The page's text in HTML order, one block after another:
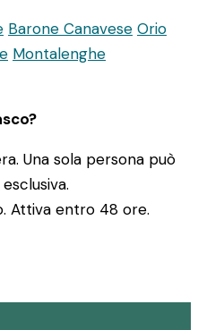
Barone Canavese Orio
Montalenghe
Una sola persona può
Attiva entro 48 ore.